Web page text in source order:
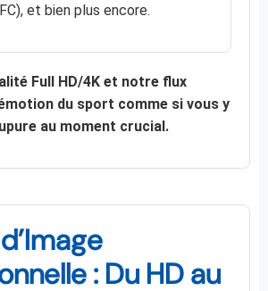
et bien plus encore.
Full HD/4K et notre flux
du sport comme si vous y
au moment crucial.
: Du HD au